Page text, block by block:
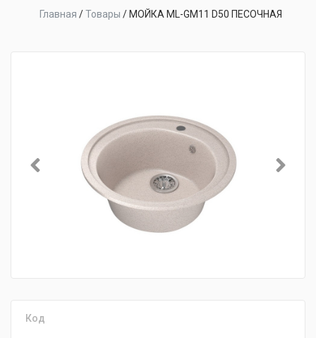
Главная /Товары / МОЙКA ML-GM11 D50 ПЕСОЧНАЯ
Код